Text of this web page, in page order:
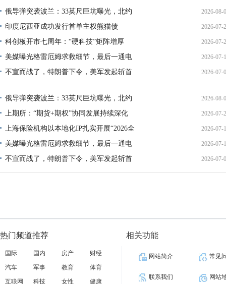
俄导弹突袭波兰：33英尺巨坑曝光，北约 2026-08-
印度尼西亚成功发行首单主权熊猫债 2026-07-
科创板开市七周年：“硬科技”矩阵增厚 2026-07-
美媒曝光格雷厄姆求救细节，最后一通电 2026-07-
不宣而战了，特朗普下令，美军发起斩首 2026-07-
俄导弹突袭波兰：33英尺巨坑曝光，北约 2026-08-
上期所：“期货+期权”协同发展持续深化 2026-07-
上海保险机构以本地化IP扎实开展“2026全 2026-07-
美媒曝光格雷厄姆求救细节，最后一通电 2026-07-
不宣而战了，特朗普下令，美军发起斩首 2026-07-
热门频道推荐
国际 国内 房产
财经
汽车
军事 教育
体育
互联网
科技 女性 健康
相关功能
网站简介 常见
联系我们 网站